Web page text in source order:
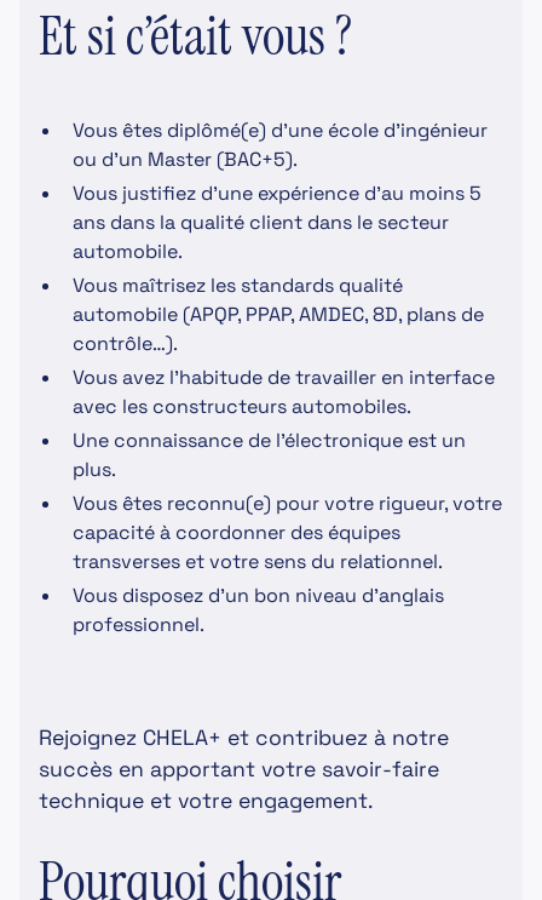
Et si c’était vous ?
Vous êtes diplômé(e) d’une école d’ingénieur
ou d’un Master (BAC+5).
Vous justifiez d’une expérience d’au moins 5
ans dans la qualité client dans le secteur
automobile.
Vous maîtrisez les standards qualité
automobile (APQP, PPAP, AMDEC, 8D, plans de
contrôle…).
Vous avez l’habitude de travailler en interface
avec les constructeurs automobiles.
Une connaissance de l’électronique est un
plus.
Vous êtes reconnu(e) pour votre rigueur, votre
capacité à coordonner des équipes
transverses et votre sens du relationnel.
Vous disposez d’un bon niveau d’anglais
professionnel.
Rejoignez CHELA+ et contribuez à notre
succès en apportant votre savoir-faire
technique et votre engagement.
Pourquoi choisir